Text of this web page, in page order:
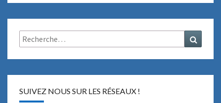
Rechercher :
SUIVEZ NOUS SUR LES RÉSEAUX !